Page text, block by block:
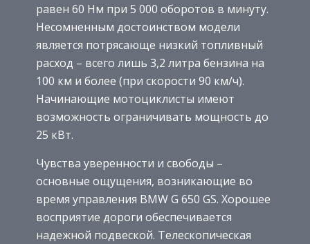
равен 60 Нм при 5 000 оборотов в минуту.
Несомненным достоинством модели
является потрясающе низкий топливный
расход – всего лишь 3,2 литра бензина на
100 км и более (при скорости 90 км/ч).
Начинающие мотоциклисты имеют
возможность ограничивать мощность до
25 кВт.
Чувства уверенности и свободы –
основные ощущения, возникающие во
время управления BMW G 650 GS. Хорошее
восприятие дороги обеспечивается
надежной подвеской. Телескопическая